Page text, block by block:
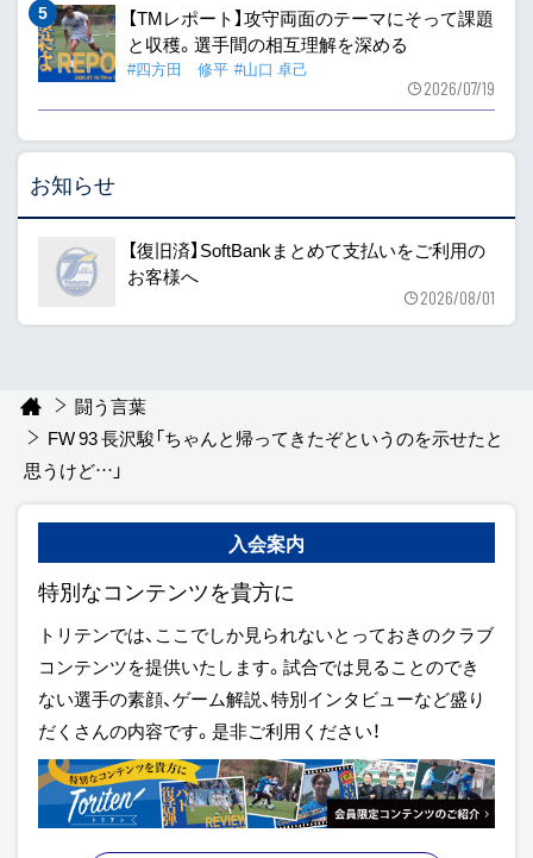
【TMレポート】攻守両面のテーマにそって課題
と収穫。選手間の相互理解を深める
#四方田 修平 #山口 卓己
2026/07/19
お知らせ
【復旧済】SoftBankまとめて支払いをご利用の
お客様へ
2026/08/01
闘う言葉
FW 93 長沢駿「ちゃんと帰ってきたぞというのを示せたと
思うけど…」
入会案内
特別なコンテンツを貴方に
トリテンでは、ここでしか見られないとっておきのクラブ
コンテンツを提供いたします。試合では見ることのでき
ない選手の素顔、ゲーム解説、特別インタビューなど盛り
だくさんの内容です。是非ご利用ください！